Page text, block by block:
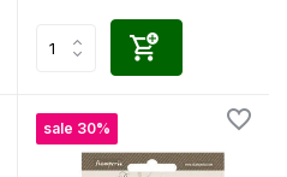
sale 30%